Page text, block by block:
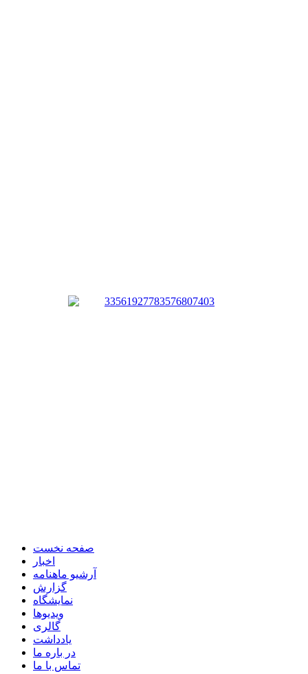
صفحه نخست
اخبار
آرشیو ماهنامه
گزارش
نمایشگاه
ویدیوها
گالری
یادداشت
در باره ما
تماس با ما